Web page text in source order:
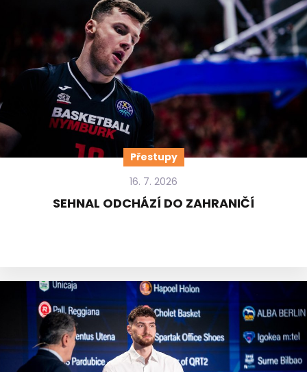
Přestupy
16. 7. 2026
SEHNAL ODCHÁZÍ DO ZAHRANIČÍ